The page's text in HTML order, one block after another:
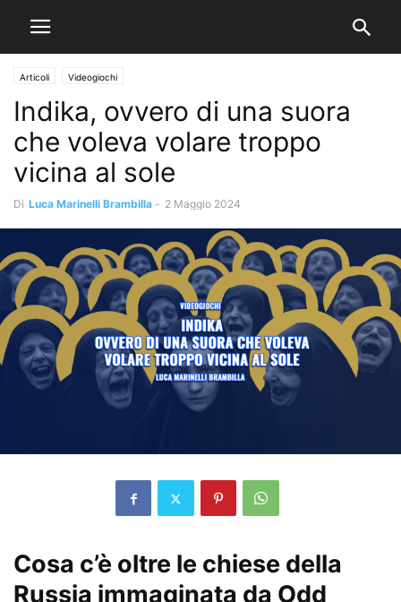
Articoli Videogiochi
Indika, ovvero di una suora
che voleva volare troppo
vicina al sole
Di Luca Marinelli Brambilla - 2 Maggio 2024
Cosa c’è oltre le chiese della
Russia immaginata da Odd